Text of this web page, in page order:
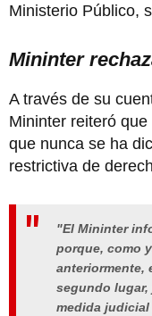
Ministerio Público,
Mininter
A través de su
Mininter reiteró
que nunca se ha
restrictiva de
"El Mininter
porque, como
anteriormente,
segundo lugar,
medida